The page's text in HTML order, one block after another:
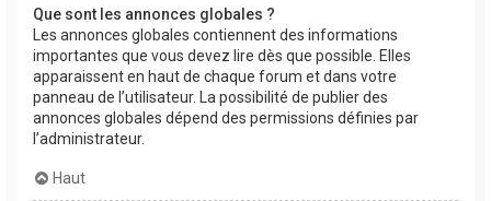
Que sont les annonces globales ?
Les annonces globales contiennent des informations
importantes que vous devez lire dès que possible. Elles
apparaissent en haut de chaque forum et dans votre
panneau de l’utilisateur. La possibilité de publier des
annonces globales dépend des permissions définies par
l’administrateur.
Haut